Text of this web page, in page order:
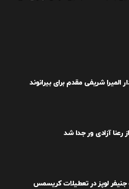
المیرا شریفی مقدم برای بیرانوند
رعنا آزادی ور جدا شد
لوپز در تعطیلات کریسمس